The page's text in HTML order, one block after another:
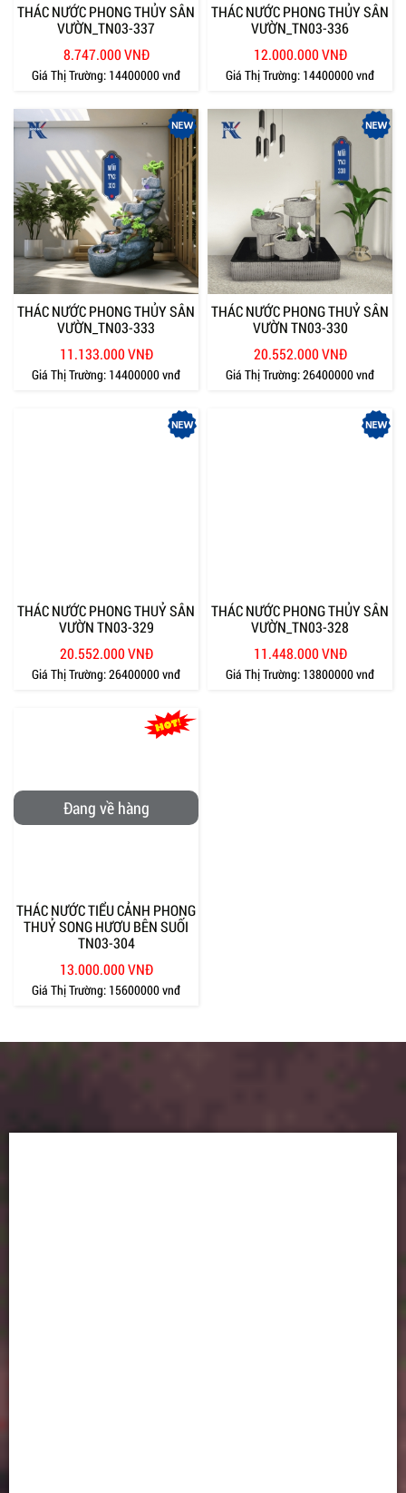
THÁC NƯỚC PHONG THỦY SÂN
VƯỜN_TN03-337
8.747.000 VNĐ
Giá Thị Trường: 14400000 vnđ
THÁC NƯỚC PHONG THỦY SÂN
VƯỜN_TN03-336
12.000.000 VNĐ
Giá Thị Trường: 14400000 vnđ
THÁC NƯỚC PHONG THỦY SÂN
VƯỜN_TN03-333
11.133.000 VNĐ
Giá Thị Trường: 14400000 vnđ
THÁC NƯỚC PHONG THUỶ SÂN
VƯỜN TN03-330
20.552.000 VNĐ
Giá Thị Trường:26400000 vnđ
THÁC NƯỚC PHONG THUỶ SÂN
VƯỜN TN03-329
20.552.000 VNĐ
Giá Thị Trường:26400000 vnđ
THÁC NƯỚC PHONG THỦY SÂN
VƯỜN_TN03-328
11.448.000 VNĐ
Giá Thị Trường: 13800000 vnđ
Đang về hàng
THÁC NƯỚC TIỂU CẢNH PHONG
THUỶ SONG HƯƠU BÊN SUỐI
TN03-304
13.000.000 VNĐ
Giá Thị Trường: 15600000 vnđ